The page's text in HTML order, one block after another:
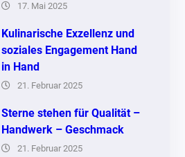
17. Mai 2025
Kulinarische Exzellenz und
soziales Engagement Hand
in Hand
21. Februar 2025
Sterne stehen für Qualität –
Handwerk – Geschmack
21. Februar 2025